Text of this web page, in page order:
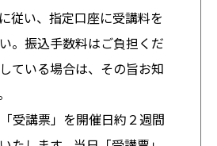
従い、指定口座に受講料を
。振込手数料はご負担くだ
ている場合は、その旨お知
受講票」を開催日約２週間